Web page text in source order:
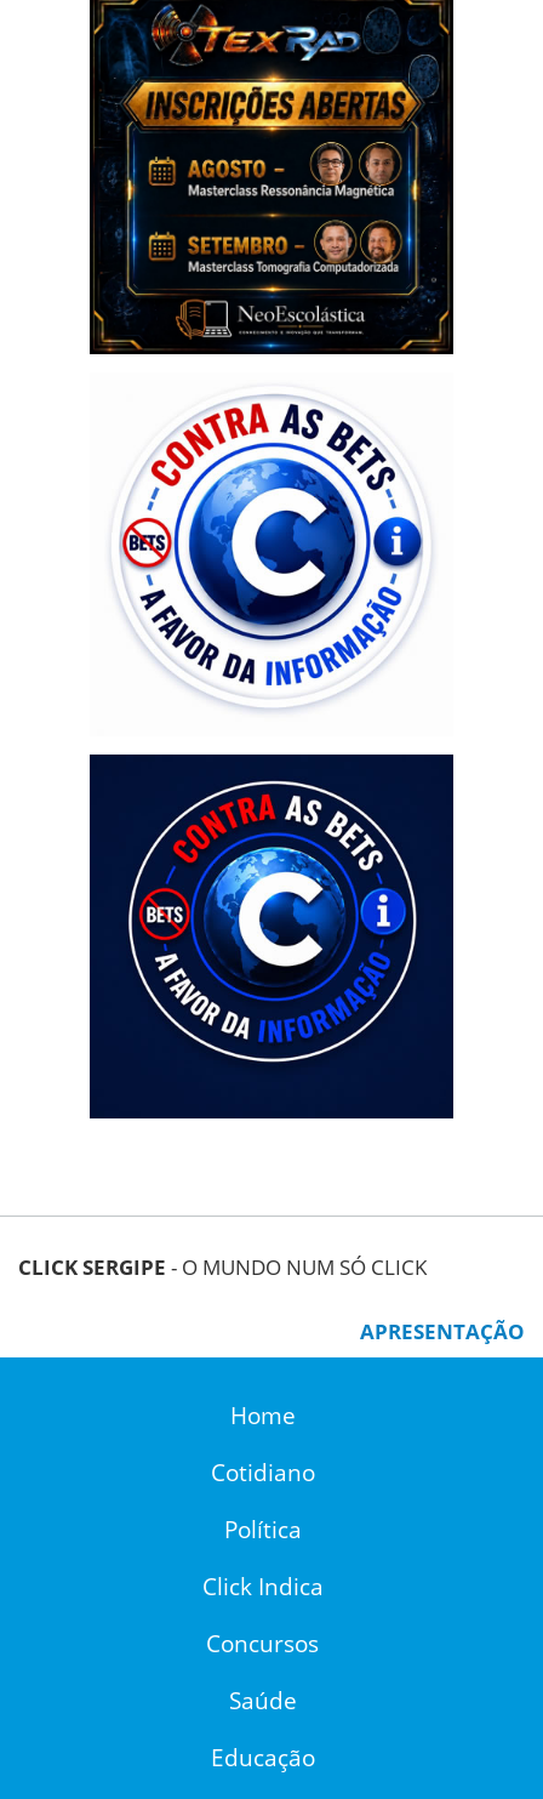
CLICK SERGIPE - O MUNDO NUM SÓ CLICK
APRESENTAÇÃO
Home
Cotidiano
Política
Click Indica
Concursos
Saúde
Educação